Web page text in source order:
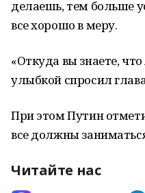
делаешь, тем больше
все хорошо в меру.
«Откуда вы знаете,
улыбкой спросил
При этом Путин
все должны
Читайте нас